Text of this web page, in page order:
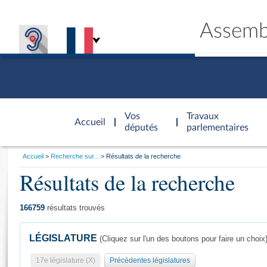
Accueil
d'accueil
Vos
députés
Travaux
parlementaires
Général
Vous
Accueil Recherche sur... Résultats de la recherche
Résultats de la recherche
166759 résultats trouvés
LÉGISLATURE (Cliquez sur l'un des boutons pour faire un choix)
17e législature (X) Précédentes législatures